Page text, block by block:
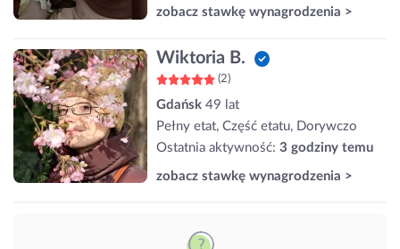
zobacz stawkę wynagrodzenia >
Wiktoria B.
(2)
Gdańsk 49 lat
Pełny etat, Część etatu, Dorywczo
Ostatnia aktywność: 3 godziny temu
zobacz stawkę wynagrodzenia >